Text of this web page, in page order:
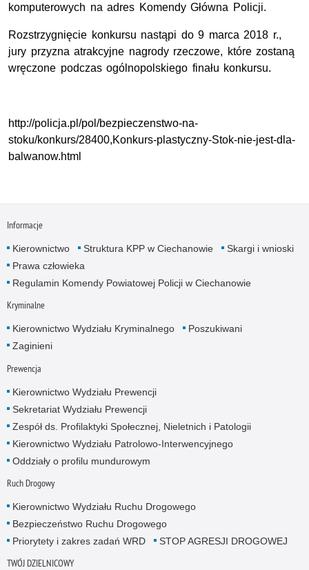
komputerowych na adres Komendy Główna Policji.
Rozstrzygnięcie konkursu nastąpi do 9 marca 2018 r.,
jury przyzna atrakcyjne nagrody rzeczowe, które zostaną
wręczone podczas ogólnopolskiego finału konkursu.
http://policja.pl/pol/bezpieczenstwo-na-
stoku/konkurs/28400,Konkurs-plastyczny-Stok-nie-jest-dla-
balwanow.html
Informacje
Kierownictwo Struktura KPP w Ciechanowie
Skargi i wnioski
Prawa człowieka
Regulamin Komendy Powiatowej Policji w Ciechanowie
Kryminalne
Kierownictwo Wydziału Kryminalnego
Poszukiwani
Zaginieni
Prewencja
Kierownictwo Wydziału Prewencji
Sekretariat Wydziału Prewencji
Zespół ds. Profilaktyki Społecznej, Nieletnich i Patologii
Kierownictwo Wydziału Patrolowo-Interwencyjnego
Oddziały o profilu mundurowym
Ruch Drogowy
Kierownictwo Wydziału Ruchu Drogowego
Bezpieczeństwo Ruchu Drogowego
Priorytety i zakres zadań WRD
STOP AGRESJI DROGOWEJ
TWÓJ DZIELNICOWY